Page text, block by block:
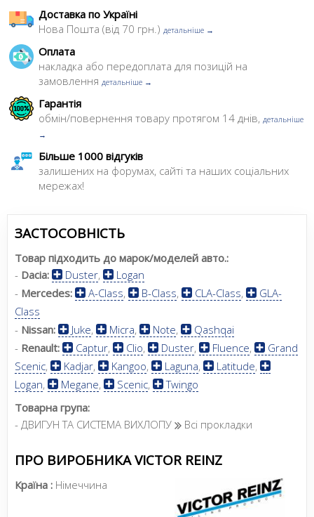
Доставка по Україні
Нова Пошта (від 70 грн.) детальніше →
Оплата
накладка або передоплата для позицій на
замовлення детальніше →
Гарантія
обмін/повернення товару протягом 14 днів, детальніше
→
Більше 1000 відгуків
залишених на форумах, сайті та наших соціальних
мережах!
ЗАСТОСОВНІСТЬ
Товар підходить до марок/моделей авто.:
- Dacia: Duster,
Logan
- Mercedes: A-Class, B-Class, CLA-Class,
GLA-
Class
- Nissan: Juke, Micra, Note,
Qashqai
- Renault: Captur, Clio, Duster, Fluence,
Grand
Scenic, Kadjar, Kangoo, Laguna, Latitude,
Logan, Megane, Scenic,
Twingo
Товарна група:
- ДВИГУН ТА СИСТЕМА ВИХЛОПУ
Всі прокладки
ПРО ВИРОБНИКА VICTOR REINZ
Країна : Німеччина